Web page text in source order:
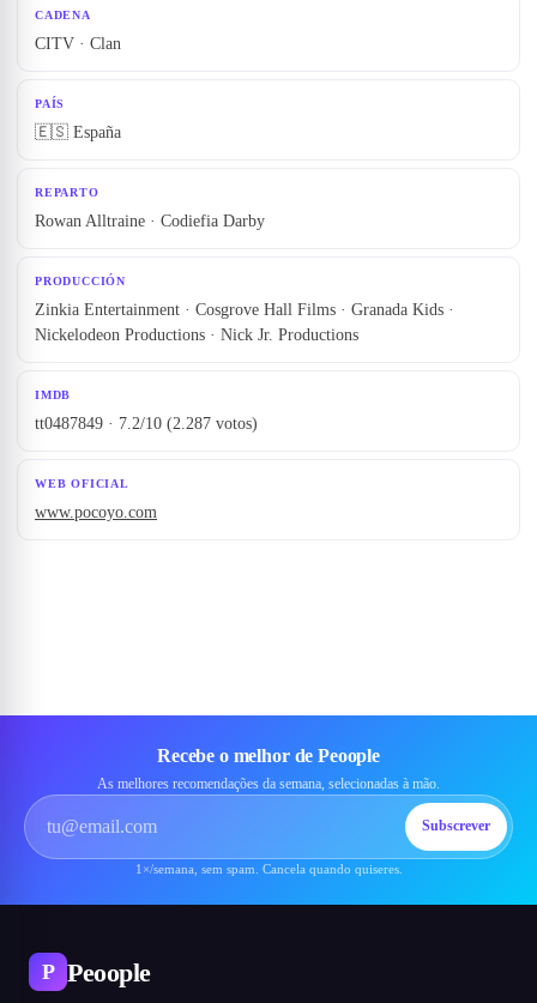
CADENA
CITV · Clan
PAÍS
🇪🇸 España
REPARTO
Rowan Alltraine · Codiefia Darby
PRODUCCIÓN
Zinkia Entertainment · Cosgrove Hall Films · Granada Kids ·
Nickelodeon Productions · Nick Jr. Productions
IMDB
tt0487849 · 7.2/10 (2.287 votos)
WEB OFICIAL
www.pocoyo.com
Recebe o melhor de Peoople
As melhores recomendações da semana, selecionadas à mão.
Subscrever
1×/semana, sem spam. Cancela quando quiseres.
P Peoople